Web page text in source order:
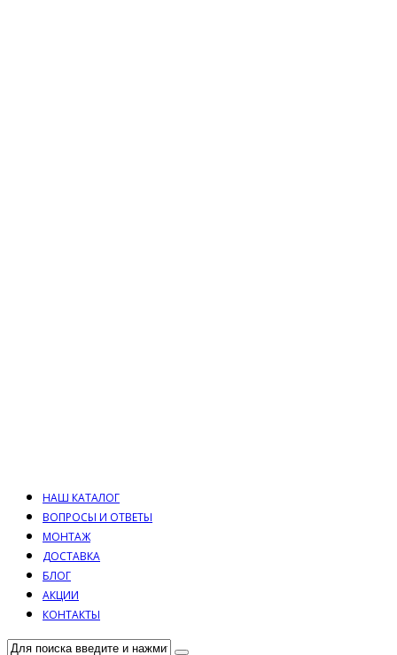
НАШ КАТАЛОГ
ВОПРОСЫ И ОТВЕТЫ
МОНТАЖ
ДОСТАВКА
БЛОГ
АКЦИИ
КОНТАКТЫ